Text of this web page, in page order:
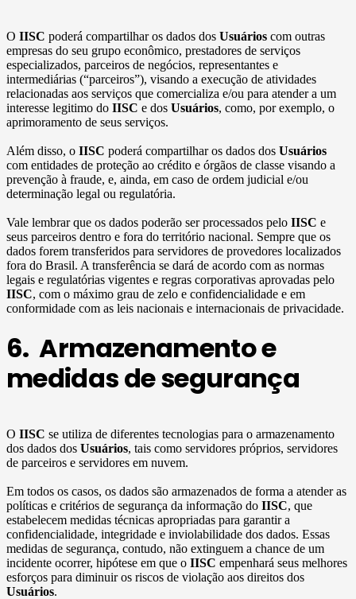
O IISC poderá compartilhar os dados dos Usuários com outras
empresas do seu grupo econômico, prestadores de serviços
especializados, parceiros de negócios, representantes e
intermediárias (“parceiros”), visando a execução de atividades
relacionadas aos serviços que comercializa e/ou para atender a um
interesse legitimo do IISC e dos Usuários, como, por exemplo, o
aprimoramento de seus serviços.
Além disso, o IISC poderá compartilhar os dados dos Usuários
com entidades de proteção ao crédito e órgãos de classe visando a
prevenção à fraude, e, ainda, em caso de ordem judicial e/ou
determinação legal ou regulatória.
Vale lembrar que os dados poderão ser processados pelo IISC e
seus parceiros dentro e fora do território nacional. Sempre que os
dados forem transferidos para servidores de provedores localizados
fora do Brasil. A transferência se dará de acordo com as normas
legais e regulatórias vigentes e regras corporativas aprovadas pelo
IISC, com o máximo grau de zelo e confidencialidade e em
conformidade com as leis nacionais e internacionais de privacidade.
6. Armazenamento e
medidas de segurança
O IISC se utiliza de diferentes tecnologias para o armazenamento
dos dados dos Usuários, tais como servidores próprios, servidores
de parceiros e servidores em nuvem.
Em todos os casos, os dados são armazenados de forma a atender as
políticas e critérios de segurança da informação do IISC, que
estabelecem medidas técnicas apropriadas para garantir a
confidencialidade, integridade e inviolabilidade dos dados. Essas
medidas de segurança, contudo, não extinguem a chance de um
incidente ocorrer, hipótese em que o IISC empenhará seus melhores
esforços para diminuir os riscos de violação aos direitos dos
Usuários.